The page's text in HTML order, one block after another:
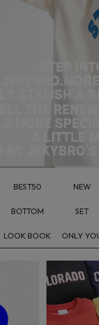
BEST50 NEW
BOTTOM SET
LOOK BOOK ONLY